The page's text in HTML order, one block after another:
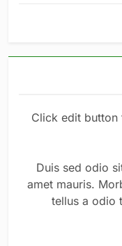
Click edit button
Duis sed odio
amet mauris.
tellus a odio